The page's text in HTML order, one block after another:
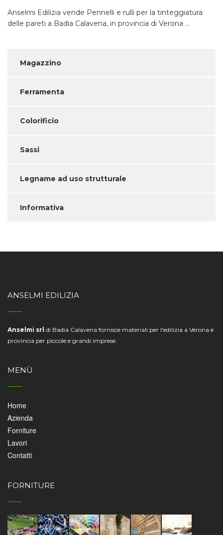
Anselmi Edilizia vende Pennelli e rulli per la tinteggiatura
delle pareti a Badia Calavena, in provincia di Verona ...
Magazzino
Ferramenta
Colorificio
Sassi
Legname ad uso strutturale
Informativa
ANSELMI EDILIZIA
Anselmi srl di Badia Calavena fornisce materiali per l'edilizia a Verona e
provincia per piccole e grandi imprese.
MENÙ
Home
Azienda
Forniture
Lavori
Contatti
FORNITURE